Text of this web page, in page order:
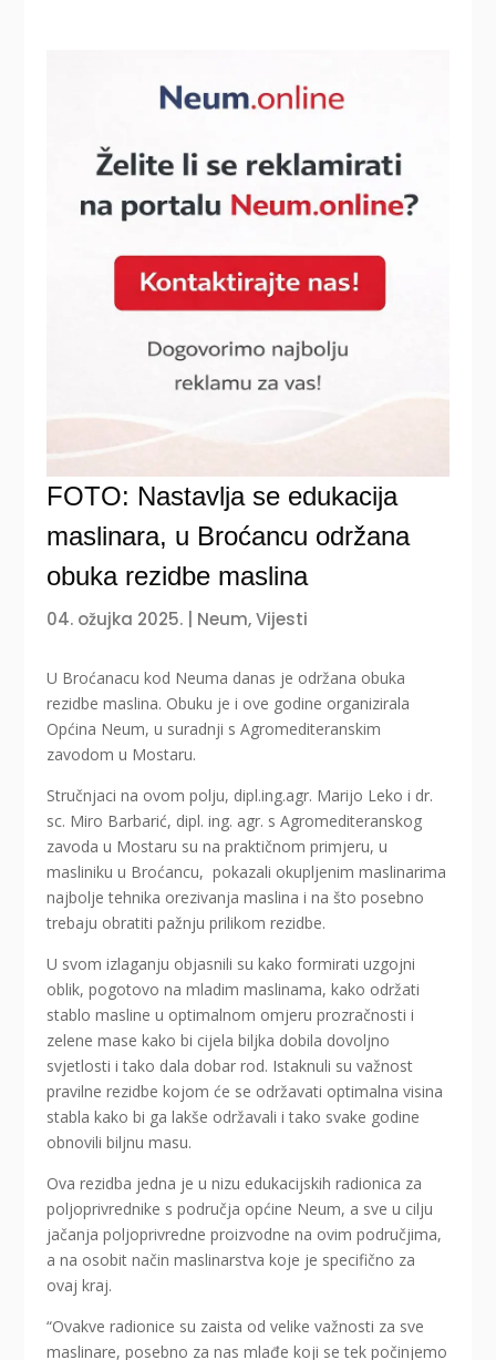
FOTO: Nastavlja se edukacija
maslinara, u Broćancu održana
obuka rezidbe maslina
04. ožujka 2025. Neum,Vijesti
U Broćanacu kod Neuma danas je održana obuka
rezidbe maslina. Obuku je i ove godine organizirala
Općina Neum, u suradnji s Agromediteranskim
zavodom u Mostaru.
Stručnjaci na ovom polju, dipl.ing.agr. Marijo Leko i dr.
sc. Miro Barbarić, dipl. ing. agr. s Agromediteranskog
zavoda u Mostaru su na praktičnom primjeru, u
masliniku u Broćancu, pokazali okupljenim maslinarima
najbolje tehnika orezivanja maslina i na što posebno
trebaju obratiti pažnju prilikom rezidbe.
U svom izlaganju objasnili su kako formirati uzgojni
oblik, pogotovo na mladim maslinama, kako održati
stablo masline u optimalnom omjeru prozračnosti i
zelene mase kako bi cijela biljka dobila dovoljno
svjetlosti i tako dala dobar rod. Istaknuli su važnost
pravilne rezidbe kojom će se održavati optimalna visina
stabla kako bi ga lakše održavali i tako svake godine
obnovili biljnu masu.
Ova rezidba jedna je u nizu edukacijskih radionica za
poljoprivrednike s područja općine Neum, a sve u cilju
jačanja poljoprivredne proizvodne na ovim područjima,
a na osobit način maslinarstva koje je specifično za
ovaj kraj.
“Ovakve radionice su zaista od velike važnosti za sve
maslinare, posebno za nas mlađe koji se tek počinjemo